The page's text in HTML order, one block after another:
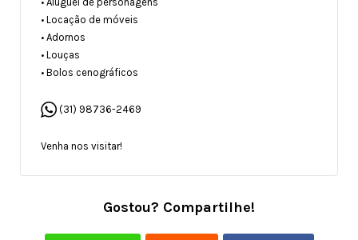
• Locação de móveis
• Adornos
• Louças
• Bolos cenográficos
(31) 98736-2469
Venha nos visitar!
Gostou? Compartilhe!